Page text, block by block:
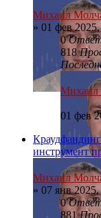
Михаил
» 01 фев
0
818
Михаил
01 фев
инструмент
Михаил
» 07 янв 2025,
0
881